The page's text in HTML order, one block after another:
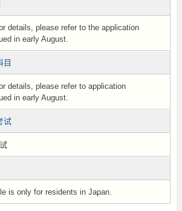
details, please refer to the application
in early August.
目
details, please refer to application
in early August.
试
is only for residents in Japan.